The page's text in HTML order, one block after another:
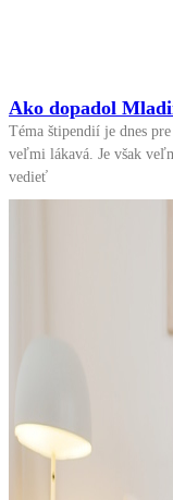
Ako dopadol
Téma štipendií je dnes
veľmi lákavá. Je však
vedieť